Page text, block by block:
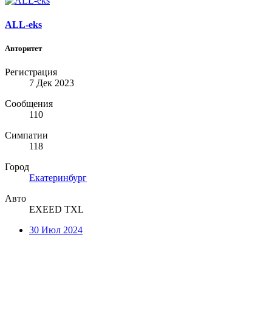
ALL-eks
Авторитет
Регистрация
7 Дек 2023
Сообщения
110
Симпатии
118
Город
Екатеринбург
Авто
EXEED TXL
30 Июл 2024